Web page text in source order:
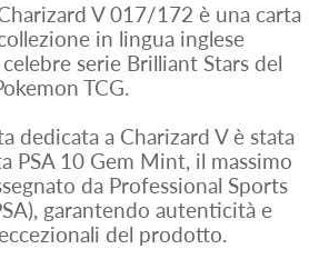
V 017/172 è una carta
in lingua inglese
serie Brilliant Stars del
TCG.
dedicata a Charizard V è stata
PSA 10 Gem Mint, il massimo
da Professional Sports
garantendo autenticità e
del prodotto.